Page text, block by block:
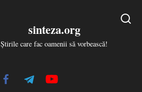
sinteza.org
Știrile care fac oamenii să vorbească!